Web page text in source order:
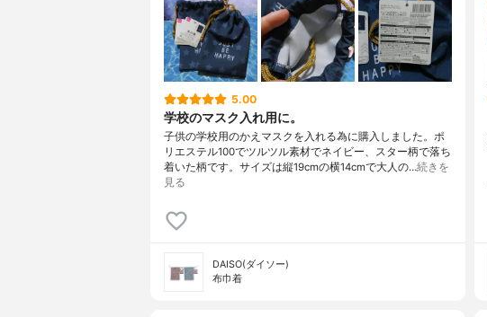
5.00
学校のマスク入れ用に。
子供の学校用のかえマスクを入れる為に購入しました。ポ
リエステル100でツルツル素材でネイビー、スター柄で落ち
着いた柄です。サイズは縦19cmの横14cmで大人の…続きを
見る
DAISO(ダイソー)
布巾着